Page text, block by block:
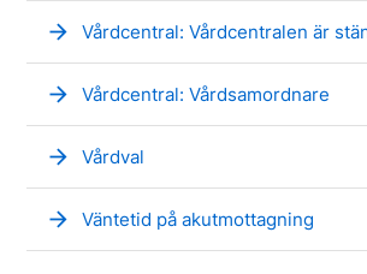
arrow_forward Vårdcentral: Vårdcentralen är
arrow_forward Vårdcentral: Vårdsamordnare
arrow_forward Vårdval
arrow_forward Väntetid på akutmottagning